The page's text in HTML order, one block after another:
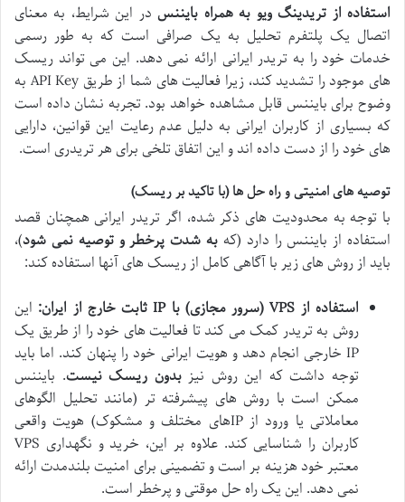
استفاده از تریدینگ ویو به همراه بایننسدر این شرایط، به معنای
اتصال یک پلتفرم تحلیل به یک صرافی است که به طور رسمی
خدمات خود را به تریدر ایرانی ارائه نمی دهد. این می تواند ریسک
های موجود را تشدید کند، زیرا فعالیت های شما از طریق API Key به
وضوح برای بایننس قابل مشاهده خواهد بود. تجربه نشان داده است
که بسیاری از کاربران ایرانی به دلیل عدم رعایت این قوانین، دارایی
های خود را از دست داده اند و این اتفاق تلخی برای هر تریدری است.
توصیه های امنیتی و راه حل ها (با تاکید بر ریسک)
با توجه به محدودیت های ذکر شده، اگر تریدر ایرانی همچنان قصد
استفاده از بایننس را دارد (که به شدت پرخطر و توصیه نمی شود)،
باید از روش های زیر با آگاهی کامل از ریسک های آنها استفاده کند:
استفاده از VPS (سرور مجازی) با IP ثابت خارج از ایران:
این
روش به تریدر کمک می کند تا فعالیت های خود را از طریق یک
IP خارجی انجام دهد و هویت ایرانی خود را پنهان کند. اما باید
توجه داشت که این روش نیزبدون ریسک نیست. بایننس
ممکن است با روش های پیشرفته تر (مانند تحلیل الگوهای
معاملاتی یا ورود از IPهای مختلف و مشکوک) هویت واقعی
کاربران را شناسایی کند. علاوه بر این، خرید و نگهداری VPS
معتبر خود هزینه بر است و تضمینی برای امنیت بلندمدت ارائه
نمی دهد. این یک راه حل موقتی و پرخطر است.